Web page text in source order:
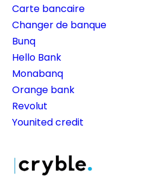
Carte bancaire
Changer de banque
Bunq
Hello Bank
Monabanq
Orange bank
Revolut
Younited credit